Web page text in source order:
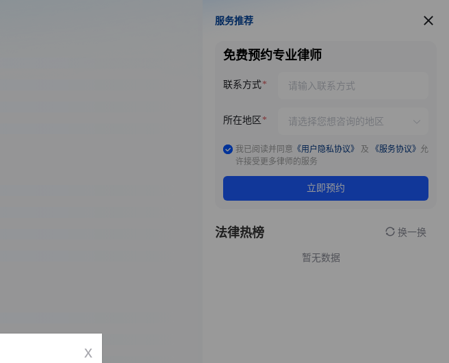
服务推荐
服务推荐
免费预约专业律师
联系方式
所在地区
我已阅读并同意 《用户隐私协议》 及 《服务协议》 允
许接受更多律师的服务
立即预约
法律热榜 换一换
暂无数据
x